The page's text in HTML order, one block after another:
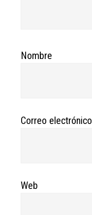
Nombre
Correo electrónico
Web